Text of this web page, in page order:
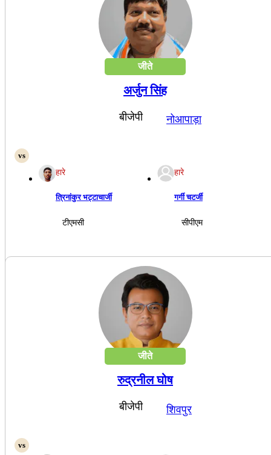
जीते
अर्जुन सिंह
बीजेपी नोआपाड़ा
हारे
त्रिनांकुर भट्टाचार्जी
टीएमसी
हारे
गर्गी चटर्जी
सीपीएम
जीते
रुद्रनील घोष
बीजेपी शिवपुर